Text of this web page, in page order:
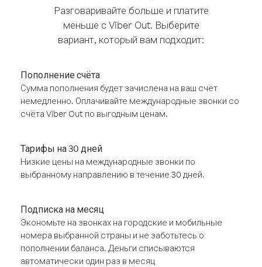
Разговаривайте больше и платите
меньше с Viber Out. Выберите
вариант, который вам подходит:
Пополнение счёта
Сумма пополнения будет зачислена на ваш счёт
немедленно. Оплачивайте международные звонки со
счёта Viber Out по выгодным ценам.
Тарифы на 30 дней
Низкие цены на международные звонки по
выбранному направлению в течение 30 дней.
Подписка на месяц
Экономьте на звонках на городские и мобильные
номера выбранной страны и не заботьтесь о
пополнении баланса. Деньги списываются
автоматически один раз в месяц